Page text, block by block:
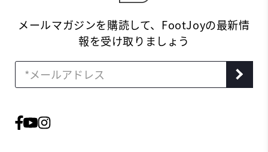
メールマガジンを購読して、FootJoyの最新情
報を受け取りましょう